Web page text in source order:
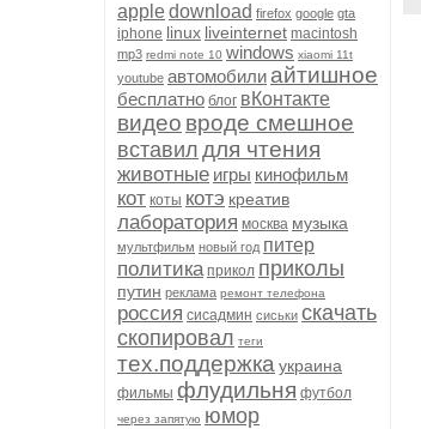
appledownload firefox google gta
iphone linux liveinternet macintosh
mp3 redmi note 10 windows xiaomi 11t
youtube автомобили айтишное
бесплатно блог вКонтакте
видео вроде смешное
вставил для чтения
животные игры кинофильм
кот коты котэ креатив
лаборатория москва музыка
мультфильм новый год питер
политика прикол приколы
путин реклама ремонт телефона
россия сисадмин сиськи скачать
скопировал теги
тех.поддержка украина
фильмы флудильня футбол
через запятую юмор